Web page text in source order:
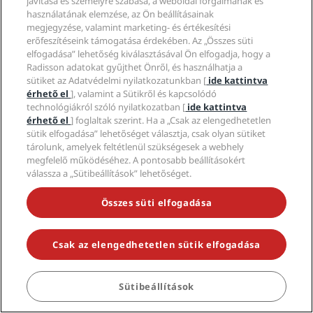
FOGLALÁS
Sportszállodák
Családbarát szállodák
Egészség és biztonság
Karrierlehetőségek az RHG-nál
Karrierlehetőségek a PPHE-nél
Karrierlehetőségek az EHL-nél
The Club by RHG
Üzletfejlesztés
Felelős üzletvitel
Beszerzés
Adatvédelmi Központ
Jogi nyilatkozat
A Radisson Rewards szerződési feltételei
Webhelyhasználati szerződés
Digitális akadálymentesítés
Modern rabszolgaság-nyilatkozat
Súgó
Fogyasztóvédelmi felhívások
Kapcsolat
GYIK
Oldaltérkép
Közösségi média
Radisson Hotels-márkák
NE MARADJON LE A LEGNÉPSZERŰBB AKCIÓKRÓL
© 2026 Radisson Hotel Group.Minden jog fenntartva. Az RHG
Radisson Hotel Group, a Radisson, a Radisson RED, a Radisson Blu, a
Radisson Collection, a Radisson Individuals, a Park Plaza, a Park Inn, a
Country Inn & Suites, a Prize by Radisson, a Radisson Rewards és a
Radisson Meetings a Radisson Hotel Group védjegyei.
használatának elemzése, az Ön beállításainak
megjegyzése, valamint marketing- és értékesítési
erőfeszítéseink támogatása érdekében. Az „Összes süti
elfogadása” lehetőség kiválasztásával Ön elfogadja, hogy a
Radisson adatokat gyűjthet Önről, és használhatja a
sütiket az Adatvédelmi nyilatkozatunkban [ ide kattintva
érhető el], valamint a Sütikről és kapcsolódó
technológiákról szóló nyilatkozatban [ ide kattintva
érhető el] foglaltak szerint. Ha a „Csak az elengedhetetlen
sütik elfogadása” lehetőséget választja, csak olyan sütiket
tárolunk, amelyek feltétlenül szükségesek a webhely
megfelelő működéséhez. A pontosabb beállításokért
válassza a „Sütibeállítások” lehetőséget.
Összes süti elfogadása
Csak az elengedhetetlen sütik elfogadása
Sütibeállítások